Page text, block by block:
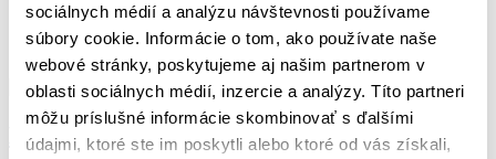
sociálnych médií a analýzu návštevnosti používame
súbory cookie. Informácie o tom, ako používate naše
webové stránky, poskytujeme aj našim partnerom v
oblasti sociálnych médií, inzercie a analýzy. Títo partneri
môžu príslušné informácie skombinovať s ďalšími
údajmi, ktoré ste im poskytli alebo ktoré od vás získali,
Ivan Bergida (*1943)